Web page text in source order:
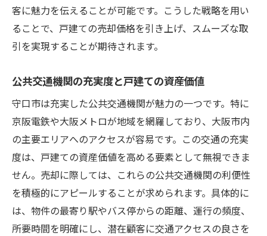
交通の利便性を活かした守口市の戸建て売却の
秘訣
交通アクセスの良さをどう活かすか
主要駅へのアクセスを売却ポイントに変え
る
賢い交通手段の提案で購入者の心を掴む
交通利便性の数値化とその活用
近隣エリアとの比較で優位性を示す
地域特性を理解して守口市での戸建て売却をス
ムーズに
地域特性を理解するためのリサーチ手法
客に魅力を伝えることが可能です。こうした戦略を用い
ることで、戸建ての売却価格を引き上げ、スムーズな取
引を実現することが期待されます。
公共交通機関の充実度と戸建ての資産価値
守口市は充実した公共交通機関が魅力の一つです。特に
京阪電鉄や大阪メトロが地域を網羅しており、大阪市内
の主要エリアへのアクセスが容易です。この交通の充実
度は、戸建ての資産価値を高める要素として無視できま
せん。売却に際しては、これらの公共交通機関の利便性
を積極的にアピールすることが求められます。具体的に
は、物件の最寄り駅やバス停からの距離、運行の頻度、
所要時間を明確にし、潜在顧客に交通アクセスの良さを